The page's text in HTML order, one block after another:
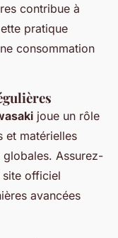
contribue à
pratique
consommation
joue un rôle
et matérielles
globales. Assurez-
site officiel
avancées